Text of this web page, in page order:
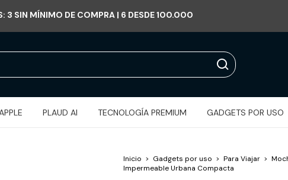
EN PRODUCTOS SELECCIONADOS 🔥
PLAUD AI TECNOLOGÍA PREMIUM GADGETS POR USO
Inicio > Gadgets por uso > Para Viajar >
Impermeable Urbana Compacta